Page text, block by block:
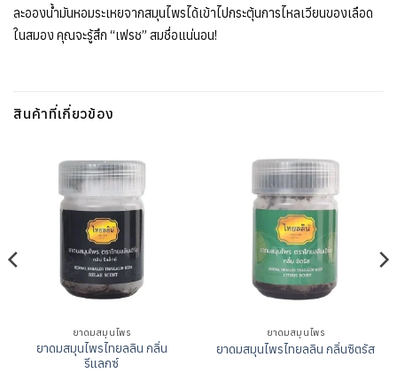
ละอองน้ำมันหอมระเหยจากสมุนไพรได้เข้าไปกระตุ้นการไหลเวียนของเลือด
ในสมอง คุณจะรู้สึก “เฟรช” สมชื่อแน่นอน!
สินค้าที่เกี่ยวข้อง
ยาดมสมุนไพร
ยาดมสมุนไพรไทยลลิน กลิ่น
รีแลกซ์
ยาดมสมุนไพร
ยาดมสมุนไพรไทยลลิน กลิ่นซิตรัส